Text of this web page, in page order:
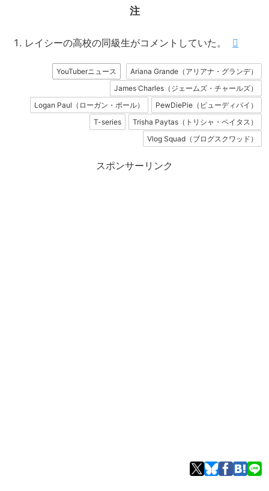
注
レイシーの高校の同級生がコメントしていた。
YouTuberニュース
Ariana Grande（アリアナ・グランデ）
James Charles（ジェームズ・チャールズ）
Logan Paul（ローガン・ポール）
PewDiePie（ピューディパイ）
T-series
Trisha Paytas（トリシャ・ペイタス）
Vlog Squad（ブログスクワッド）
スポンサーリンク